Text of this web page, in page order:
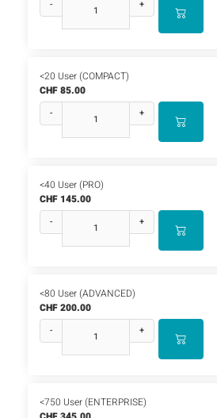
- +
<20 User (COMPACT)
CHF 85.00
- +
<40 User (PRO)
CHF 145.00
- +
<80 User (ADVANCED)
CHF 200.00
- +
<750 User (ENTERPRISE)